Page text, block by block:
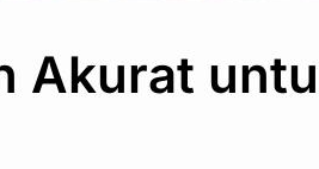
Akurat